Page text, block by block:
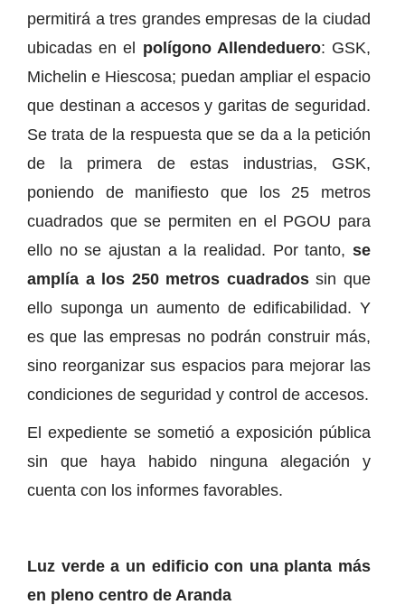
permitirá a tres grandes empresas de la ciudad
ubicadas en el polígono Allendeduero: GSK,
Michelin e Hiescosa; puedan ampliar el espacio
que destinan a accesos y garitas de seguridad.
Se trata de la respuesta que se da a la petición
de la primera de estas industrias, GSK,
poniendo de manifiesto que los 25 metros
cuadrados que se permiten en el PGOU para
ello no se ajustan a la realidad. Por tanto, se
amplía a los 250 metros cuadradossin que
ello suponga un aumento de edificabilidad. Y
es que las empresas no podrán construir más,
sino reorganizar sus espacios para mejorar las
condiciones de seguridad y control de accesos.
El expediente se sometió a exposición pública
sin que haya habido ninguna alegación y
cuenta con los informes favorables.
Luz verde a un edificio con una planta más
en pleno centro de Aranda